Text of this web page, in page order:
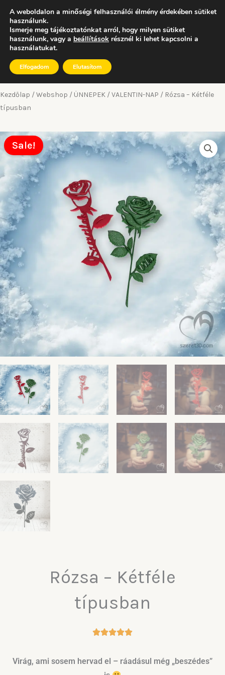
content
Kosár
Kezdőlap /Webshop / ÜNNEPEK /VALENTIN-NAP / Rózsa – Kétféle
típusban
Sale!
Rózsa – Kétféle
típusban
Virág, ami sosem hervad el – ráadásul még „beszédes”
A weboldalon a minőségi felhasználói élmény érdekében sütiket
használunk.
Ismerje meg tájékoztatónkat arról, hogy milyen sütiket
használunk, vagy a beállítások résznél ki lehet kapcsolni a
használatukat.
Elfogadom Elutasítom